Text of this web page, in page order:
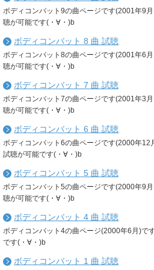
ボディコンバット9の曲ページです(2001年9
聴が可能です(・∀・)b
ボディコンバット 8 曲 試聴
ボディコンバット8の曲ページです(2001年6
聴が可能です(・∀・)b
ボディコンバット 7 曲 試聴
ボディコンバット7の曲ページです(2001年3
聴が可能です(・∀・)b
ボディコンバット 6 曲 試聴
ボディコンバット6の曲ページです(2000年12
試聴が可能です(・∀・)b
ボディコンバット 5 曲 試聴
ボディコンバット5の曲ページです(2000年9
聴が可能です(・∀・)b
ボディコンバット 4 曲 試聴
ボディコンバット4の曲ページ(2000年6月)で
です(・∀・)b
ボディコンバット 1 曲 試聴